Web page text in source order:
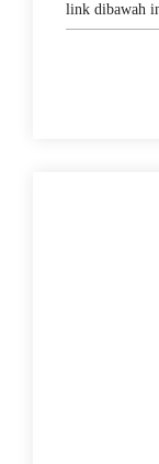
link dibawah